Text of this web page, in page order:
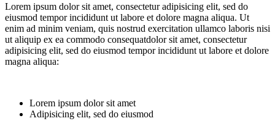
Lorem ipsum dolor sit amet, consectetur adipisicing elit, sed do
eiusmod tempor incididunt ut labore et dolore magna aliqua. Ut
enim ad minim veniam, quis nostrud exercitation ullamco laboris nisi
ut aliquip ex ea commodo consequatdolor sit amet, consectetur
adipisicing elit, sed do eiusmod tempor incididunt ut labore et dolore
magna aliqua:
Lorem ipsum dolor sit amet
Adipisicing elit, sed do eiusmod